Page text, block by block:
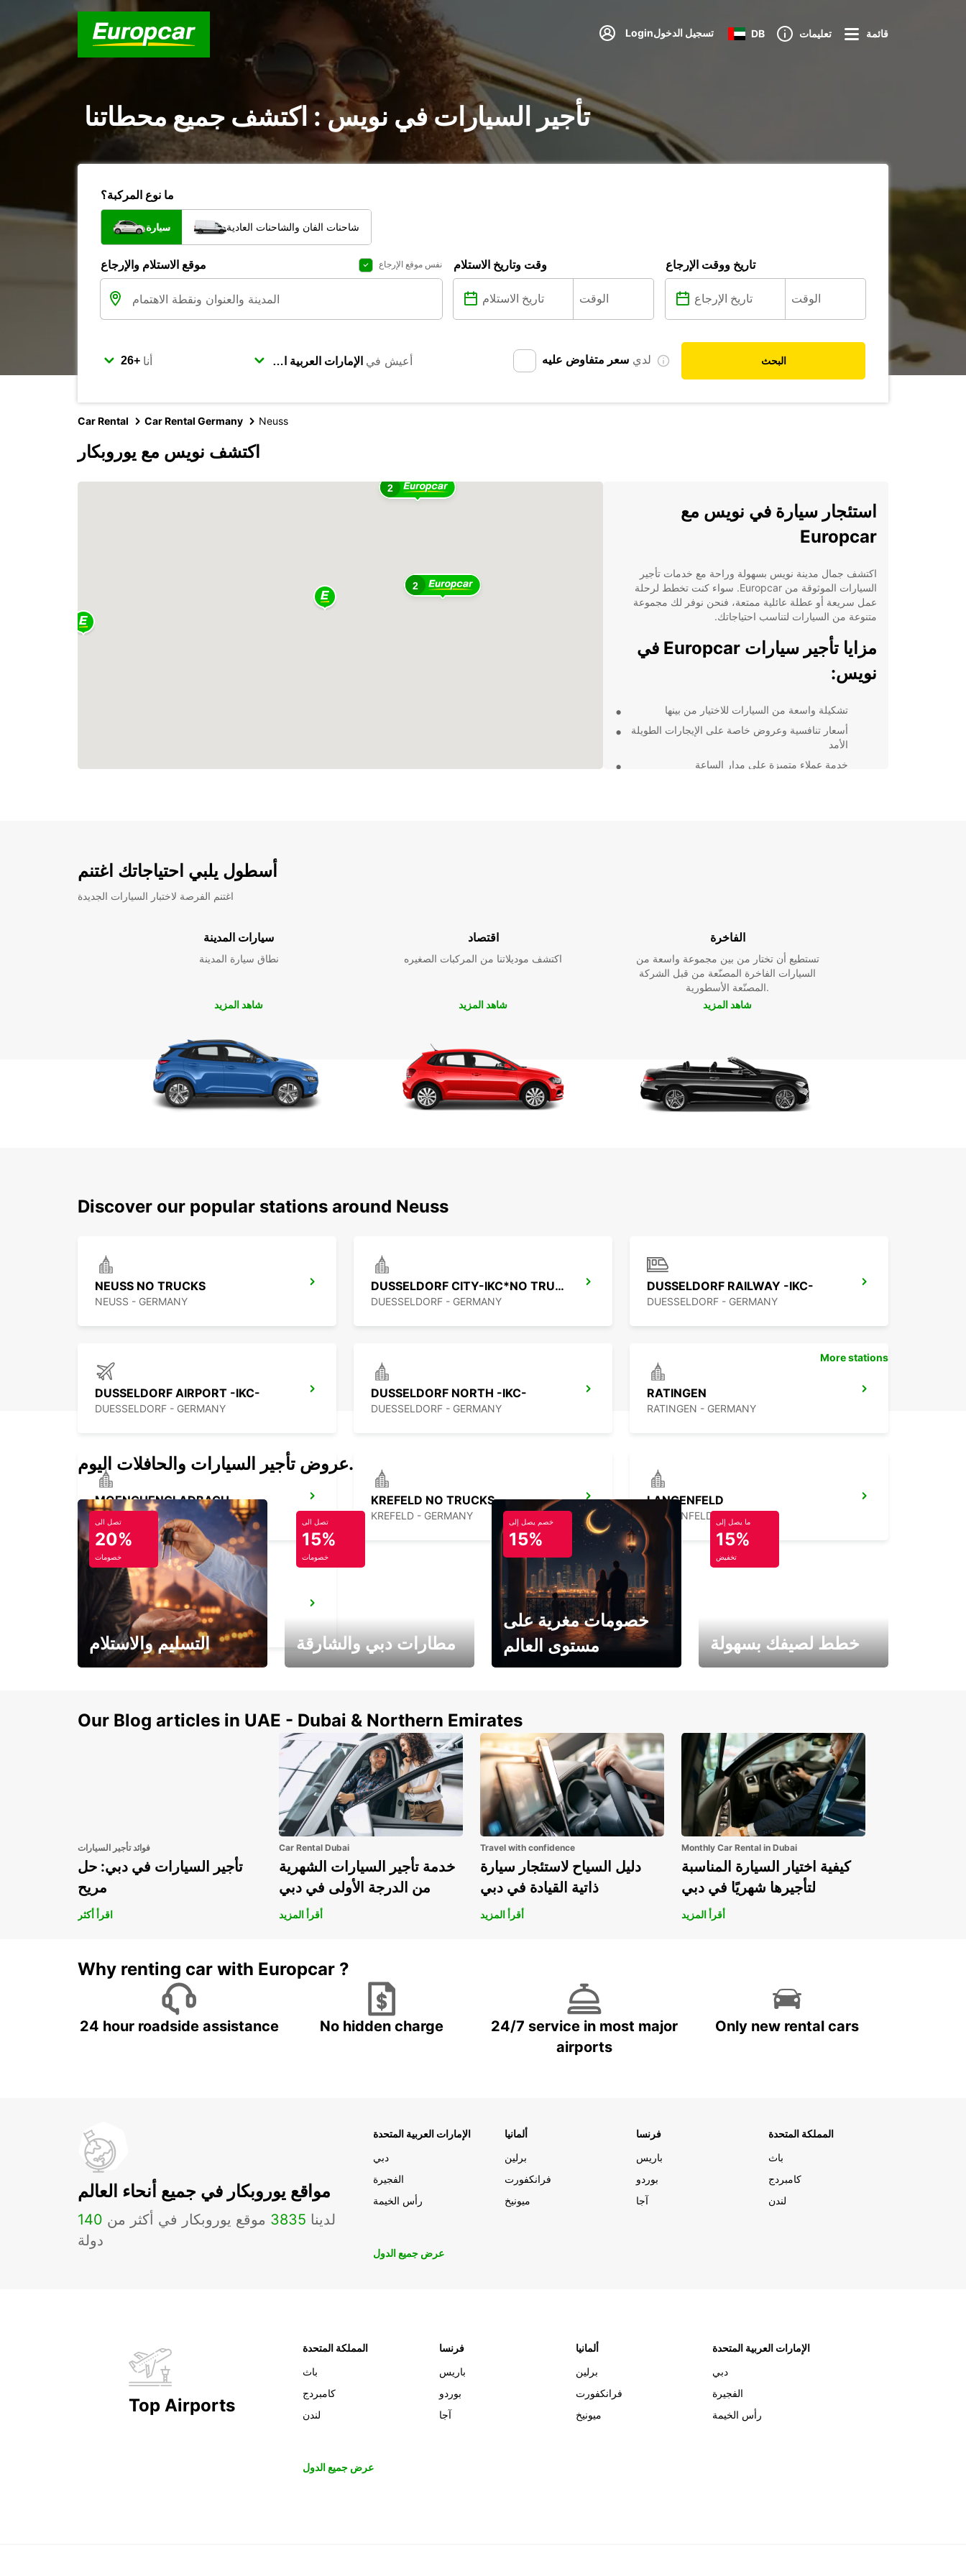
Loginتسجيل الدخول DB تعليمات قائمة
تأجير السيارات في نويس : اكتشف جميع محطاتنا
ما نوع المركبة؟
سيارة شاحنات الفان والشاحنات العادية
موقع الاستلام والإرجاع نفس موقع الإرجاع وقت وتاريخ الاستلام تاريخ ووقت الإرجاع
أنا أعيش في لدي سعر متفاوض عليه البحث
Car Rental Car Rental Germany Neuss
اكتشف نويس مع يوروبكار
2
2
استئجار سيارة في نويس مع
Europcar
اكتشف جمال مدينة نويس بسهولة وراحة مع خدمات تأجير
السيارات الموثوقة من Europcar. سواء كنت تخطط لرحلة
عمل سريعة أو عطلة عائلية ممتعة، فنحن نوفر لك مجموعة
متنوعة من السيارات لتناسب احتياجاتك.
مزايا تأجير سيارات Europcar في
نويس:
تشكيلة واسعة من السيارات للاختيار من بينها
أسعار تنافسية وعروض خاصة على الإيجارات الطويلة
الأمد
خدمة عملاء متميزة على مدار الساعة
أسطول يلبي احتياجاتك اغتنم
اغتنم الفرصة لاختبار السيارات الجديدة
سيارات المدينة
نطاق سيارة المدينة
شاهد المزيد
اقتصاد
اكتشف موديلاتنا من المركبات الصغيره
شاهد المزيد
الفاخرة
تستطيع أن تختار من بين مجموعة واسعة من
السيارات الفاخرة المصنّعة من قبل الشركة
المصنّعة الأسطورية.
شاهد المزيد
Discover our popular stations around Neuss
NEUSS NO TRUCKS
NEUSS - GERMANY
DUSSELDORF CITY-IKC*NO TRUCK RETURN
DUESSELDORF - GERMANY
DUSSELDORF RAILWAY -IKC-
DUESSELDORF - GERMANY
DUSSELDORF AIRPORT -IKC-
DUESSELDORF - GERMANY
DUSSELDORF NORTH -IKC-
DUESSELDORF - GERMANY
RATINGEN
RATINGEN - GERMANY
MOENCHENGLADBACH
MOENCHENGLADBACH - GERMANY
KREFELD NO TRUCKS
KREFELD - GERMANY
LANGENFELD
LANGENFELD - GERMANY
ESSEN KETTWIG
ESSEN - GERMANY
More stations
عروض تأجير السيارات والحافلات اليوم.
تصل الى
20%
خصومات
التسليم والاستلام
تصل الى
15%
خصومات
مطارات دبي والشارقة
خصم يصل إلى
15%
خصومات مغرية على
مستوى العالم
ما يصل إلى
15%
تخفيض
خطط لصيفك بسهولة
Our Blog articles in UAE - Dubai & Northern Emirates
فوائد تأجير السيارات
تأجير السيارات في دبي: حل
مريح
اقرأ أكثر
Car Rental Dubai
خدمة تأجير السيارات الشهرية
من الدرجة الأولى في دبي
أقرأ المزيد
Travel with confidence
دليل السياح لاستئجار سيارة
ذاتية القيادة في دبي
أقرأ المزيد
Monthly Car Rental in Dubai
كيفية اختيار السيارة المناسبة
لتأجيرها شهريًا في دبي
أقرأ المزيد
Why renting car with Europcar ?
24 hour roadside assistance No hidden charge
24/7 service in most major
airports
Only new rental cars
مواقع يوروبكار في جميع أنحاء العالم
لدينا 3835 موقع يوروبكار في أكثر من 140
دولة
الإمارات العربية المتحدة
دبي
الفجيرة
رأس الخيمة
ألمانيا
برلين
فرانكفورت
ميونيخ
فرنسا
باريس
بوردو
آجا
المملكة المتحدة
باث
كامبردج
لندن
عرض جميع الدول
Top Airports
المملكة المتحدة
باث
كامبردج
لندن
فرنسا
باريس
بوردو
آجا
ألمانيا
برلين
فرانكفورت
ميونيخ
الإمارات العربية المتحدة
دبي
الفجيرة
رأس الخيمة
عرض جميع الدول